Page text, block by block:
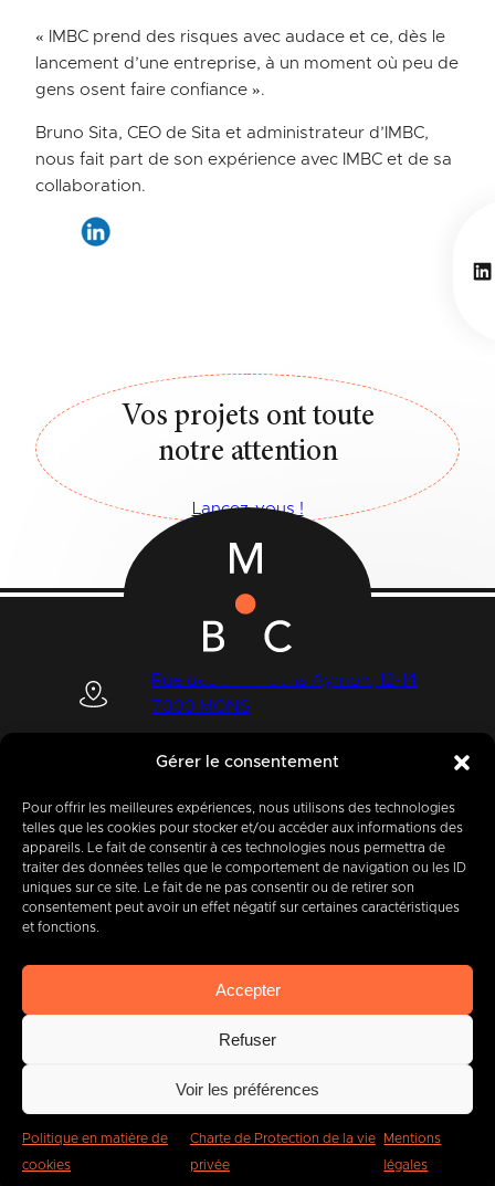
Gérer le consentement
Pour offrir les meilleures expériences, nous utilisons des technologies
telles que les cookies pour stocker et/ou accéder aux informations des
appareils. Le fait de consentir à ces technologies nous permettra de
traiter des données telles que le comportement de navigation ou les ID
uniques sur ce site. Le fait de ne pas consentir ou de retirer son
consentement peut avoir un effet négatif sur certaines caractéristiques
et fonctions.
Accepter
Refuser
Voir les préférences
Politique en matière de
cookies
Charte de Protection de la vie
privée
Mentions
légales
« IMBC prend des risques avec audace et ce, dès le
lancement d’une entreprise, à un moment où peu de
gens osent faire confiance ».
Bruno Sita, CEO de Sita et administrateur d’IMBC,
nous fait part de son expérience avec IMBC et de sa
collaboration.
Vos projets ont toute
notre attention
Lancez-vous !
Rue des Quatre Fils Aymon, 12-14
7000 MONS
+32 (0) 65 39 95 70
info@imbc.be
Aujourd’hui, partenairede
entreprises.